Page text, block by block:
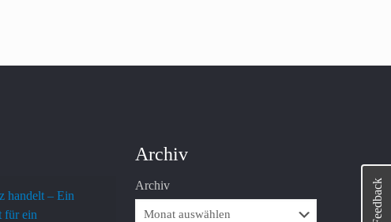
handelt – Ein
für ein
Archiv
Archiv Feedback